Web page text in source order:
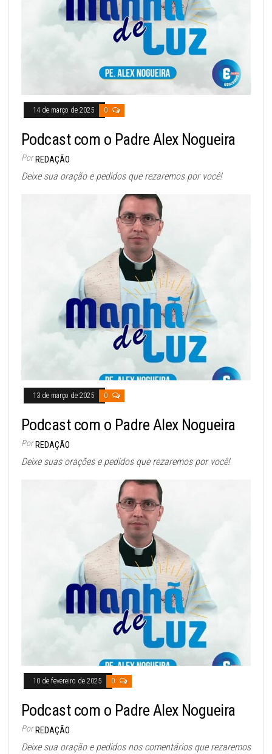
14 de março de 2025 0
Podcast com o Padre Alex Nogueira
Por REDAÇÃO
Deixe sua oração e pedidos que rezaremos por você!
13 de março de 2025 0
Podcast com o Padre Alex Nogueira
Por REDAÇÃO
Deixe suas orações e pedidos que rezaremos por você!
10 de fevereiro de 2025 0
Podcast com o Padre Alex Nogueira
Por REDAÇÃO
Deixe sua oração e pedidos nos comentários que rezaremos